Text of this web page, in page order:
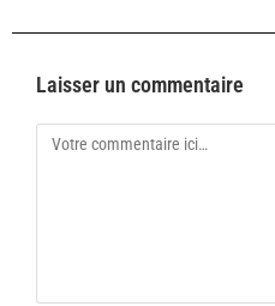
Laisser un commentaire